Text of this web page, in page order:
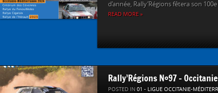
d’année, Rally’Régions fêtera son
READ MORE »
Rally’Régions N°97 – Occitanie
POSTED IN 01 - LIGUE OCCITANIE-